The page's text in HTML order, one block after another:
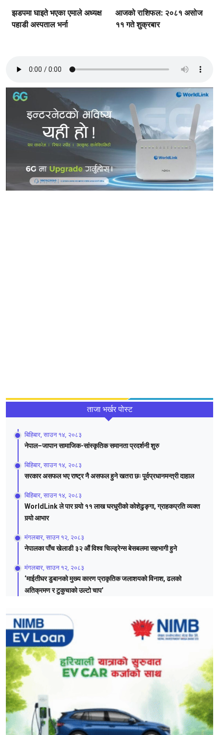
झडपमा घाइते भएका एमाले अध्यक्ष
पहाडी अस्पताल भर्ना
आजको राशिफल: २०८१ असोज
११ गते शुक्रबार
ताजा भर्खर पोस्ट
बिहिबार, साउन १४, २०८३
नेपाल–जापान सामाजिक-सांस्कृतिक समानता प्रदर्शनी शुरु
बिहिबार, साउन १४, २०८३
सरकार असफल भए राष्ट्र नै असफल हुने खतरा छः पूर्वप्रधानमन्त्री दाहाल
बिहिबार, साउन १४, २०८३
WorldLink ले पार गर्‍यो ११ लाख घरधुरीको कोशेढुङ्गा, ग्राहकप्रति व्यक्त
गर्‍यो आभार
मंगलबार, साउन १२, २०८३
नेपालका पाँच खेलाडी ३२ औं विश्व चिल्ड्रेन्स बेसबलमा सहभागी हुने
मंगलबार, साउन १२, २०८३
‘माईतीघर डुबानको मुख्य कारण प्राकृतिक जलाशयको विनाश, ढलको
अतिक्रमण र टुकुचाको उल्टो चाप’